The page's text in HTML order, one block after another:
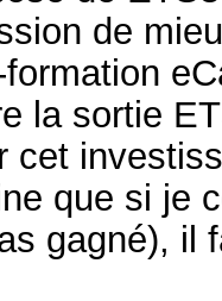
de
formation
la sortie
cet
que si je
gagné), il